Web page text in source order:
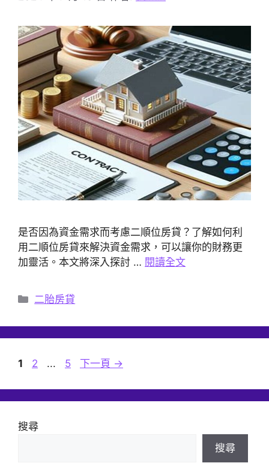
是否因為資金需求而考慮二順位房貸？了解如何利
用二順位房貸來解決資金需求，可以讓你的財務更
加靈活。本文將深入探討 … 閱讀全文
分
二胎房貸
頁
1
頁
2 ...
頁
5 下一頁 →
搜尋
搜尋